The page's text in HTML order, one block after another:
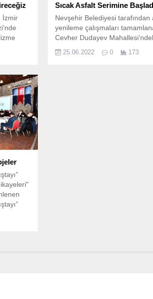
İzmir
"2023
Sıcak Asfalt Serimine
Nevşehir Belediyesi tarafından
yenileme çalışmaları
Cevher Dudayev
asfalt serimi başladı.
25.06.2022 0 173